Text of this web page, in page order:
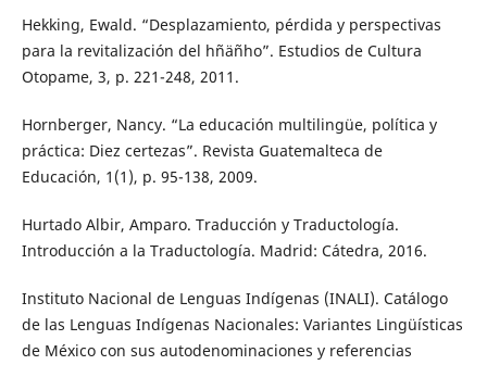
Hekking, Ewald. “Desplazamiento, pérdida y perspectivas
para la revitalización del hñäñho”. Estudios de Cultura
Otopame, 3, p. 221-248, 2011.
Hornberger, Nancy. “La educación multilingüe, política y
práctica: Diez certezas”. Revista Guatemalteca de
Educación, 1(1), p. 95-138, 2009.
Hurtado Albir, Amparo. Traducción y Traductología.
Introducción a la Traductología. Madrid: Cátedra, 2016.
Instituto Nacional de Lenguas Indígenas (INALI). Catálogo
de las Lenguas Indígenas Nacionales: Variantes Lingüísticas
de México con sus autodenominaciones y referencias